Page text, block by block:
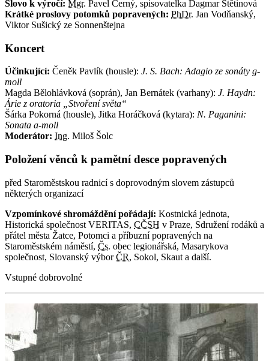
Slovo k výročí: Mgr. Pavel Černý, spisovatelka Dagmar Štětinová
Krátké proslovy potomků popravených: PhDr. Jan Vodňanský,
Viktor Sušický ze Sonnenštejna
Koncert
Účinkující: Čeněk Pavlík (housle): J. S. Bach: Adagio ze sonáty g-
moll
Magda Bělohlávková (soprán), Jan Bernátek (varhany): J. Haydn:
Árie z oratoria „Stvoření světa“
Šárka Pokorná (housle), Jitka Horáčková (kytara): N. Paganini:
Sonata a-moll
Moderátor: Ing. Miloš Šolc
Položení věnců k pamětní desce popravených
před Staroměstskou radnicí s doprovodným slovem zástupců
některých organizací
Vzpomínkové shromáždění pořádají: Kostnická jednota,
Historická společnost VERITAS, CČSH v Praze, Sdružení rodáků a
přátel města Žatce, Potomci a příbuzní popravených na
Staroměstském náměstí, Čs. obec legionářská, Masarykova
společnost, Slovanský výborČR, Sokol, Skaut a další.
Vstupné dobrovolné